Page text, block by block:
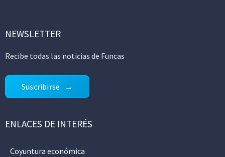
NEWSLETTER
Recibe todas las noticias de Funcas
Suscribirse
ENLACES DE INTERÉS
Coyuntura económica